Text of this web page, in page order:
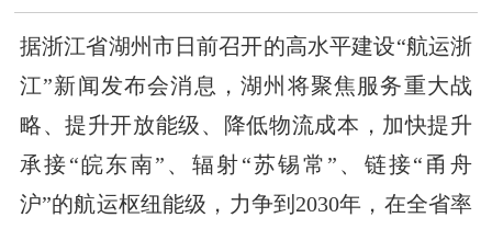
据浙江省湖州市日前召开的高水平建设“航运浙
江”新闻发布会消息，湖州将聚焦服务重大战
略、提升开放能级、降低物流成本，加快提升
承接“皖东南”、辐射“苏锡常”、链接“甬舟
沪”的航运枢纽能级，力争到2030年，在全省率